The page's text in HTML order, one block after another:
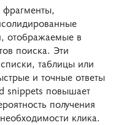
отображаемые в
поиска. Эти
таблицы или
и точные ответы
snippets повышает
получения
клика.